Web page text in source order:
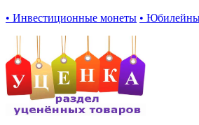
• Инвестиционные монеты •